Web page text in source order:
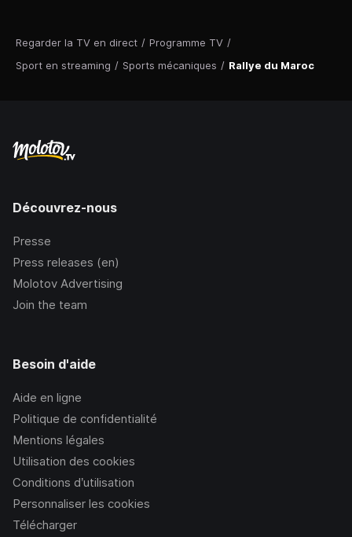
Regarder la TV en direct / Programme TV /
Sport en streaming / Sports mécaniques / Rallye du Maroc
Découvrez-nous
Presse
Press releases (en)
Molotov Advertising
Join the team
Besoin d'aide
Aide en ligne
Politique de confidentialité
Mentions légales
Utilisation des cookies
Conditions d’utilisation
Personnaliser les cookies
Télécharger